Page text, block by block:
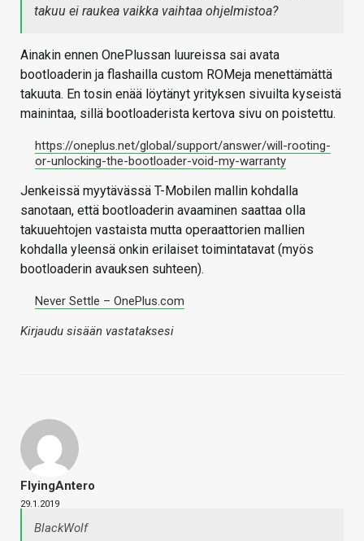
takuu ei raukea vaikka vaihtaa ohjelmistoa?
Ainakin ennen OnePlussan luureissa sai avata
bootloaderin ja flashailla custom ROMeja menettämättä
takuuta. En tosin enää löytänyt yrityksen sivuilta kyseistä
mainintaa, sillä bootloaderista kertova sivu on poistettu.
https://oneplus.net/global/support/answer/will-rooting-
or-unlocking-the-bootloader-void-my-warranty
Jenkeissä myytävässä T-Mobilen mallin kohdalla
sanotaan, että bootloaderin avaaminen saattaa olla
takuuehtojen vastaista mutta operaattorien mallien
kohdalla yleensä onkin erilaiset toimintatavat (myös
bootloaderin avauksen suhteen).
Never Settle – OnePlus.com
Kirjaudu sisään vastataksesi
FlyingAntero
29.1.2019
BlackWolf